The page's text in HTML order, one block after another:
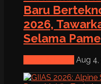
Baru
2026,
Selama
Aug 4,